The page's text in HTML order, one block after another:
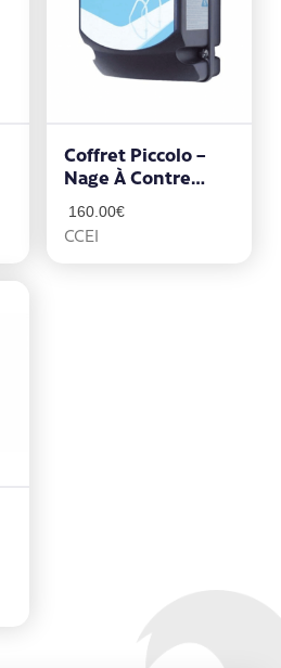
Coffret Piccolo –
Nage À Contre
Courant
Compatible Bouton
Piezo
160.00€
CCEI